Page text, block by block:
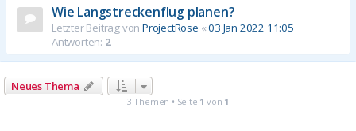
Wie Langstreckenflug planen?
Letzter Beitrag von ProjectRose «03 Jan 2022 11:05
Antworten: 2
Neues Thema
3 Themen • Seite 1 von 1